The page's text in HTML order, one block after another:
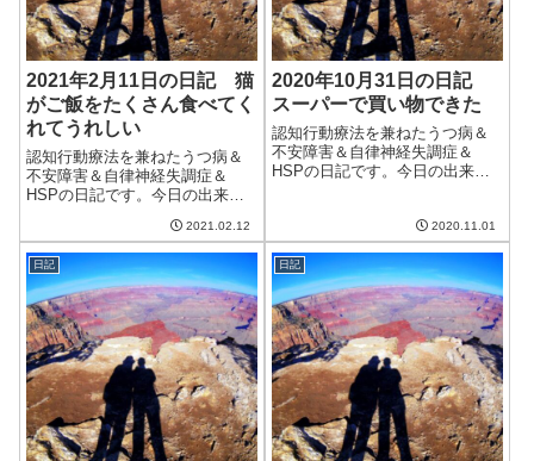
2021年2月11日の日記 猫
がご飯をたくさん食べてく
れてうれしい
認知行動療法を兼ねたうつ病＆
不安障害＆自律神経失調症＆
HSPの日記です。今日の出来事
上がった。しかしながら、風は
冷たく、まだまだ春は遠いと感
じさせられる。それでも、散歩
をしていると梅が咲いているの
を見かけ、季節は...
2021.02.12
2020年10月31日の日記
スーパーで買い物できた
認知行動療法を兼ねたうつ病＆
不安障害＆自律神経失調症＆
HSPの日記です。今日の出来事
陰に入ると寒さを感じるところ
に、11月が目の前であることを
感じる。草木も色づいてきて、
本格的な秋冬が...
2020.11.01
日記 日記